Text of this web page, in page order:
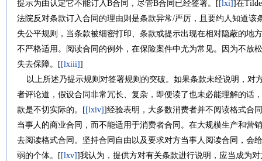
提示为由认定它不能订入B合同，尽管B合同已经签署。[ [lxi]]在
法院反对条款订入合同的理由则是条款异常/严厉，且要约人知道该
失公平规则，当条款被细密打印、条款或提示出现在相对隐蔽的地
不严格适用。阅读合同的例外，在保险案件中尤为常见。因为不放
失去保障。[ [lxiii]]
以上所述乃提示规则对签署规则的突破。如果条款未经说明，对
者评论道，假设合同非常冗长、复杂，即便读了也未必能理解的话
款是不切实际的。[ [lxiv]]经验表明，大多数消费者并不阅读格式合
当事人的商业合同，而不能适用于消费者合同。在大规模生产和营
去阅读格式合同。坚持合同自由以及要求对方当事人阅读合同，会
弱的个体。[ [lxv]]我认为，提供方对有关条款进行说明，应当成为